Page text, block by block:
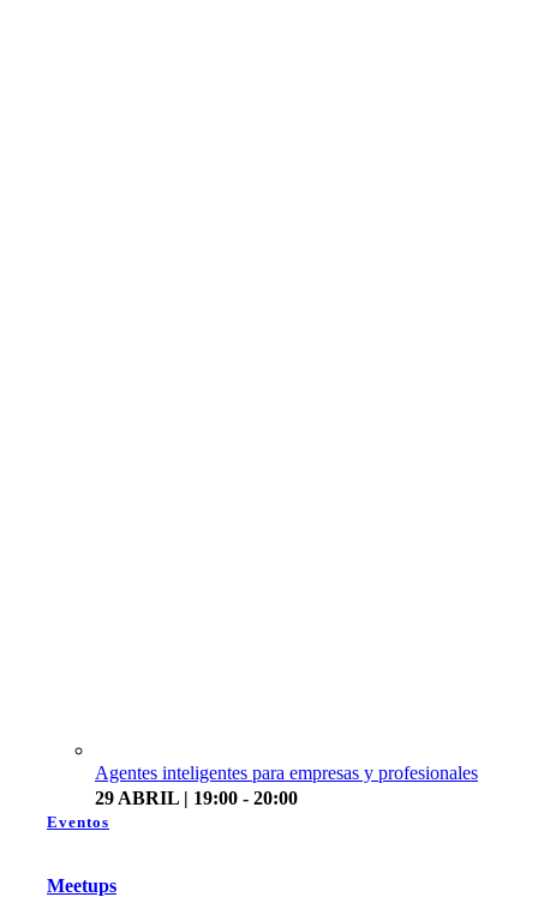
Agentes inteligentes para empresas y profesionales
29 ABRIL | 19:00 - 20:00
Eventos
Meetups